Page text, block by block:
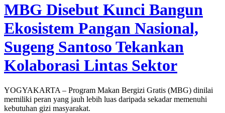
MBG Disebut Kunci Bangun
Ekosistem Pangan Nasional,
Sugeng Santoso Tekankan
Kolaborasi Lintas Sektor
YOGYAKARTA – Program Makan Bergizi Gratis (MBG) dinilai
memiliki peran yang jauh lebih luas daripada sekadar memenuhi
kebutuhan gizi masyarakat.